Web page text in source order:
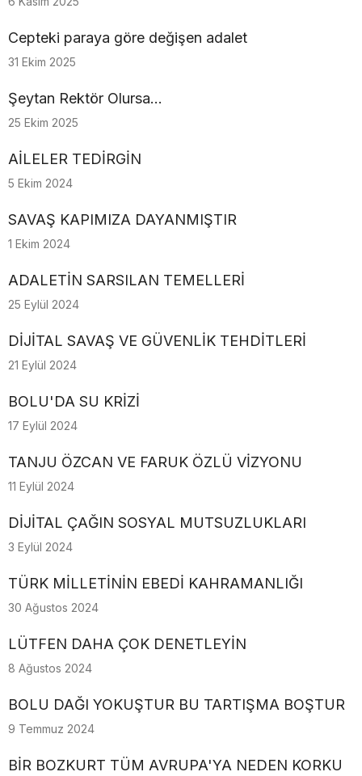
Cepteki paraya göre değişen adalet
31 Ekim 2025
Şeytan Rektör Olursa…
25 Ekim 2025
AİLELER TEDİRGİN
5 Ekim 2024
SAVAŞ KAPIMIZA DAYANMIŞTIR
1 Ekim 2024
ADALETİN SARSILAN TEMELLERİ
25 Eylül 2024
DİJİTAL SAVAŞ VE GÜVENLİK TEHDİTLERİ
21 Eylül 2024
BOLU'DA SU KRİZİ
17 Eylül 2024
TANJU ÖZCAN VE FARUK ÖZLÜ VİZYONU
11 Eylül 2024
DİJİTAL ÇAĞIN SOSYAL MUTSUZLUKLARI
3 Eylül 2024
TÜRK MİLLETİNİN EBEDİ KAHRAMANLIĞI
30 Ağustos 2024
LÜTFEN DAHA ÇOK DENETLEYİN
8 Ağustos 2024
BOLU DAĞI YOKUŞTUR BU TARTIŞMA BOŞTUR
9 Temmuz 2024
BİR BOZKURT TÜM AVRUPA'YA NEDEN KORKU